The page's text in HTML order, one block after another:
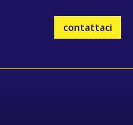
contattaci